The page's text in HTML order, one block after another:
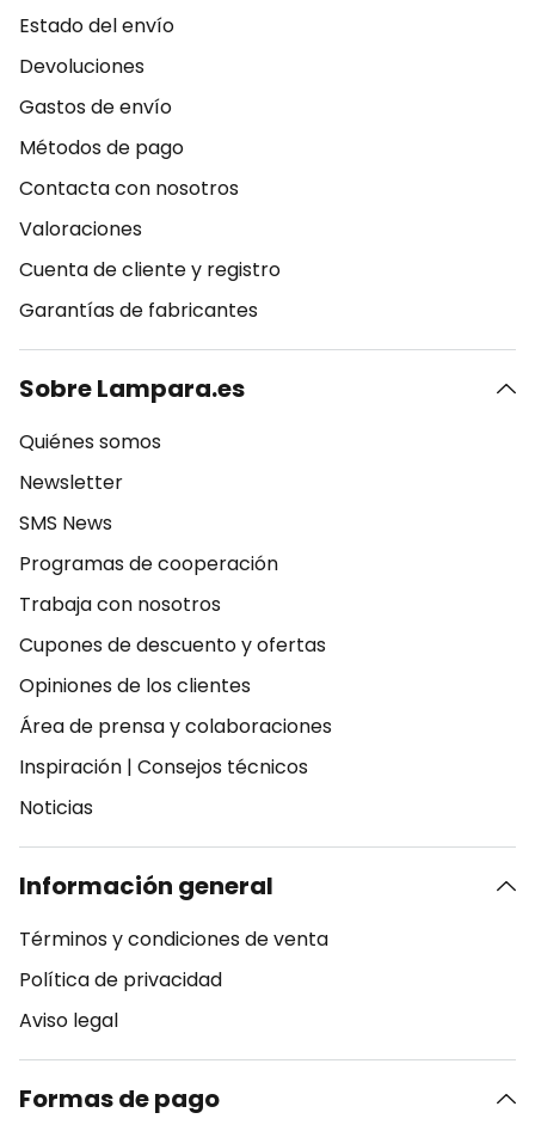
Estado del envío
Devoluciones
Gastos de envío
Métodos de pago
Contacta con nosotros
Valoraciones
Cuenta de cliente y registro
Garantías de fabricantes
Sobre Lampara.es
Quiénes somos
Newsletter
SMS News
Programas de cooperación
Trabaja con nosotros
Cupones de descuento y ofertas
Opiniones de los clientes
Área de prensa y colaboraciones
Inspiración | Consejos técnicos
Noticias
Información general
Términos y condiciones de venta
Política de privacidad
Aviso legal
Formas de pago